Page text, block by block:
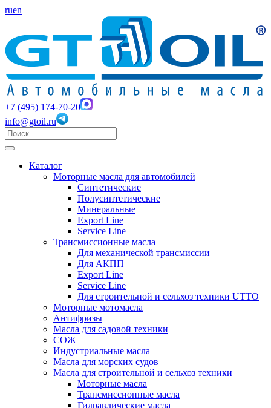
ruen
+7 (495) 174-70-20
info@gtoil.ru
Каталог
Моторные масла для автомобилей
Синтетические
Полусинтетические
Минеральные
Export Line
Service Line
Трансмиссионные масла
Для механической трансмиссии
Для АКПП
Export Line
Service Line
Для строительной и сельхоз техники UTTO
Моторные мотомасла
Антифризы
Масла для садовой техники
СОЖ
Индустриальные масла
Масла для морских судов
Масла для строительной и сельхоз техники
Моторные масла
Трансмиссионные масла
Гидравлические масла